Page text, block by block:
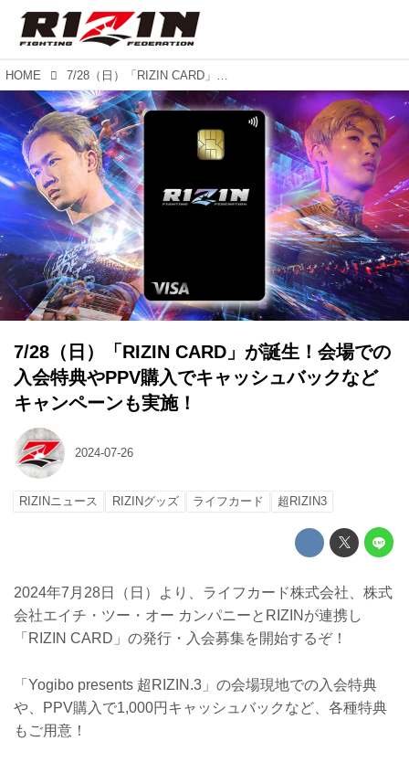
HOME 7/28（日）「RIZIN CARD」が誕生！会場での入会特典やPPV購入でキャッシュバックなどキャンペーンも実施！
7/28（日）「RIZIN CARD」が誕生！会場での
入会特典やPPV購入でキャッシュバックなど
キャンペーンも実施！
2024-07-26
RIZINニュース RIZINグッズ ライフカード 超RIZIN3
2024年7月28日（日）より、ライフカード株式会社、株式
会社エイチ・ツー・オー カンパニーとRIZINが連携し
「RIZIN CARD」の発行・入会募集を開始するぞ！
「Yogibo presents 超RIZIN.3」の会場現地での入会特典
や、PPV購入で1,000円キャッシュバックなど、各種特典
もご用意！